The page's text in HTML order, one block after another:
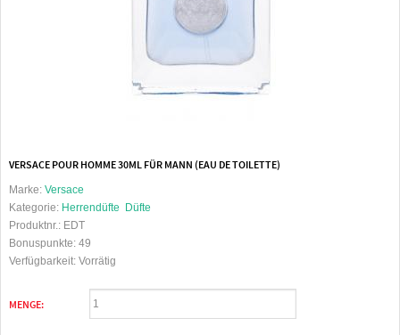
VERSACE POUR HOMME 30ML FÜR MANN (EAU DE TOILETTE)
Marke: Versace
Kategorie: Herrendüfte
Düfte
Produktnr.: EDT
Bonuspunkte: 49
Verfügbarkeit: Vorrätig
MENGE: